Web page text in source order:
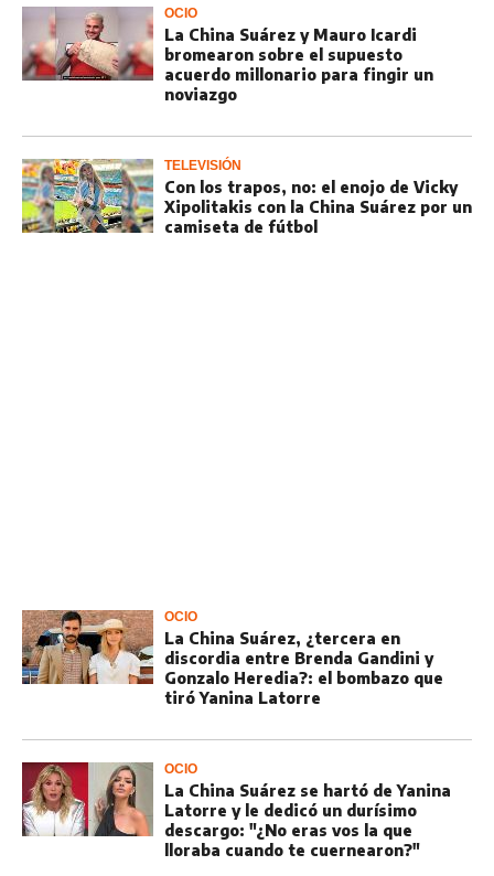
OCIO
La China Suárez y Mauro Icardi
bromearon sobre el supuesto
acuerdo millonario para fingir un
noviazgo
TELEVISIÓN
Con los trapos, no: el enojo de Vicky
Xipolitakis con la China Suárez por un
camiseta de fútbol
OCIO
La China Suárez, ¿tercera en
discordia entre Brenda Gandini y
Gonzalo Heredia?: el bombazo que
tiró Yanina Latorre
OCIO
La China Suárez se hartó de Yanina
Latorre y le dedicó un durísimo
descargo: "¿No eras vos la que
lloraba cuando te cuernearon?"